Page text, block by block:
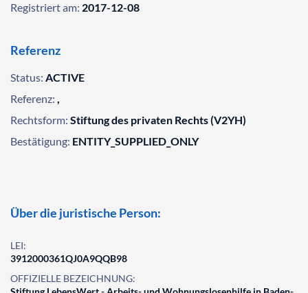
Registriert am: 2017-12-08
Referenz
Status: ACTIVE
Referenz: ,
Rechtsform: Stiftung des privaten Rechts (V2YH)
Bestätigung: ENTITY_SUPPLIED_ONLY
Über die juristische Person:
LEI:
3912000361QJ0A9QQB98
OFFIZIELLE BEZEICHNUNG: